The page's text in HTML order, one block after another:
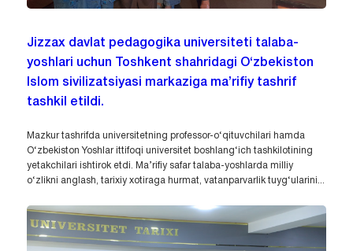
Jizzax davlat pedagogika universiteti talaba-
yoshlari uchun Toshkent shahridagi O‘zbekiston
Islom sivilizatsiyasi markaziga ma’rifiy tashrif
tashkil etildi.
Mazkur tashrifda universitetning professor-o‘qituvchilari hamda
O‘zbekiston Yoshlar ittifoqi universitet boshlang‘ich tashkilotining
yetakchilari ishtirok etdi. Ma’rifiy safar talaba-yoshlarda milliy
o‘zlikni anglash, tarixiy xotiraga hurmat, vatanparvarlik tuyg‘ularini...